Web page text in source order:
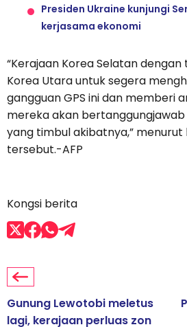
Presiden Ukraine kunjungi
kerjasama ekonomi
“Kerajaan Korea Selatan
Korea Utara untuk segera
gangguan GPS ini dan memberi
mereka akan
yang timbul akibatnya,”
tersebut.-AFP
Kongsi berita
Gunung Lewotobi meletus
lagi, kerajaan perluas zon